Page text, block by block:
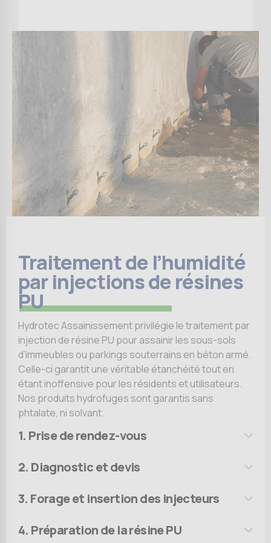
Traitement de l’humidité
par injections de résines
PU
Hydrotec Assainissement privilégie le traitement par
injection de résine PU pour assainir les sous-sols
d’immeubles ou parkings souterrains en béton armé.
Celle-ci garantit une véritable étanchéité tout en
étant inoffensive pour les résidents et utilisateurs.
Nos produits hydrofuges sont garantis sans
phtalate, ni solvant.
1. Prise de rendez-vous
2. Diagnostic et devis
3. Forage et insertion des injecteurs
4. Préparation de la résine PU